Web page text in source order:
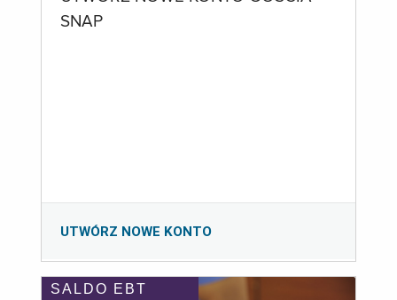
SNAP
UTWÓRZ NOWE KONTO
SALDO EBT